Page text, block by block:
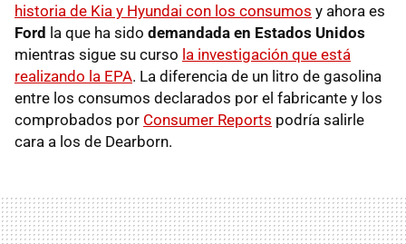
historia de Kia y Hyundai con los consumos y ahora es
Ford la que ha sido demandada en Estados Unidos
mientras sigue su curso la investigación que está
realizando la EPA. La diferencia de un litro de gasolina
entre los consumos declarados por el fabricante y los
comprobados por Consumer Reports podría salirle
cara a los de Dearborn.